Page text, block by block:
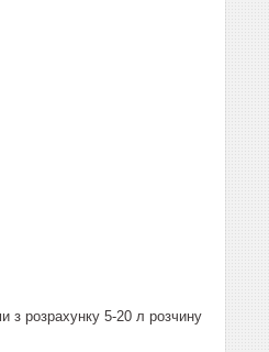
з розрахунку 5-20 л розчину